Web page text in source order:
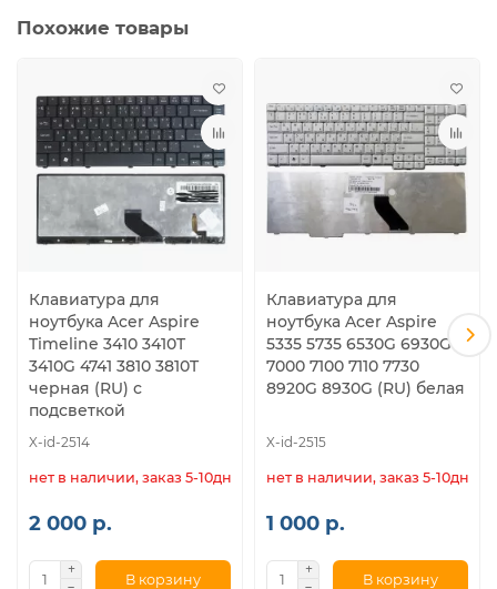
Похожие товары
Клавиатура для
ноутбука Acer Aspire
Timeline 3410 3410T
3410G 4741 3810 3810T
черная (RU) с
подсветкой
X-id-2514
нет в наличии, заказ 5-10дн.
2 000 р.
В корзину
Клавиатура для
ноутбука Acer Aspire
5335 5735 6530G 6930G
7000 7100 7110 7730
8920G 8930G (RU) белая
X-id-2515
нет в наличии, заказ 5-10дн.
1 000 р.
В корзину